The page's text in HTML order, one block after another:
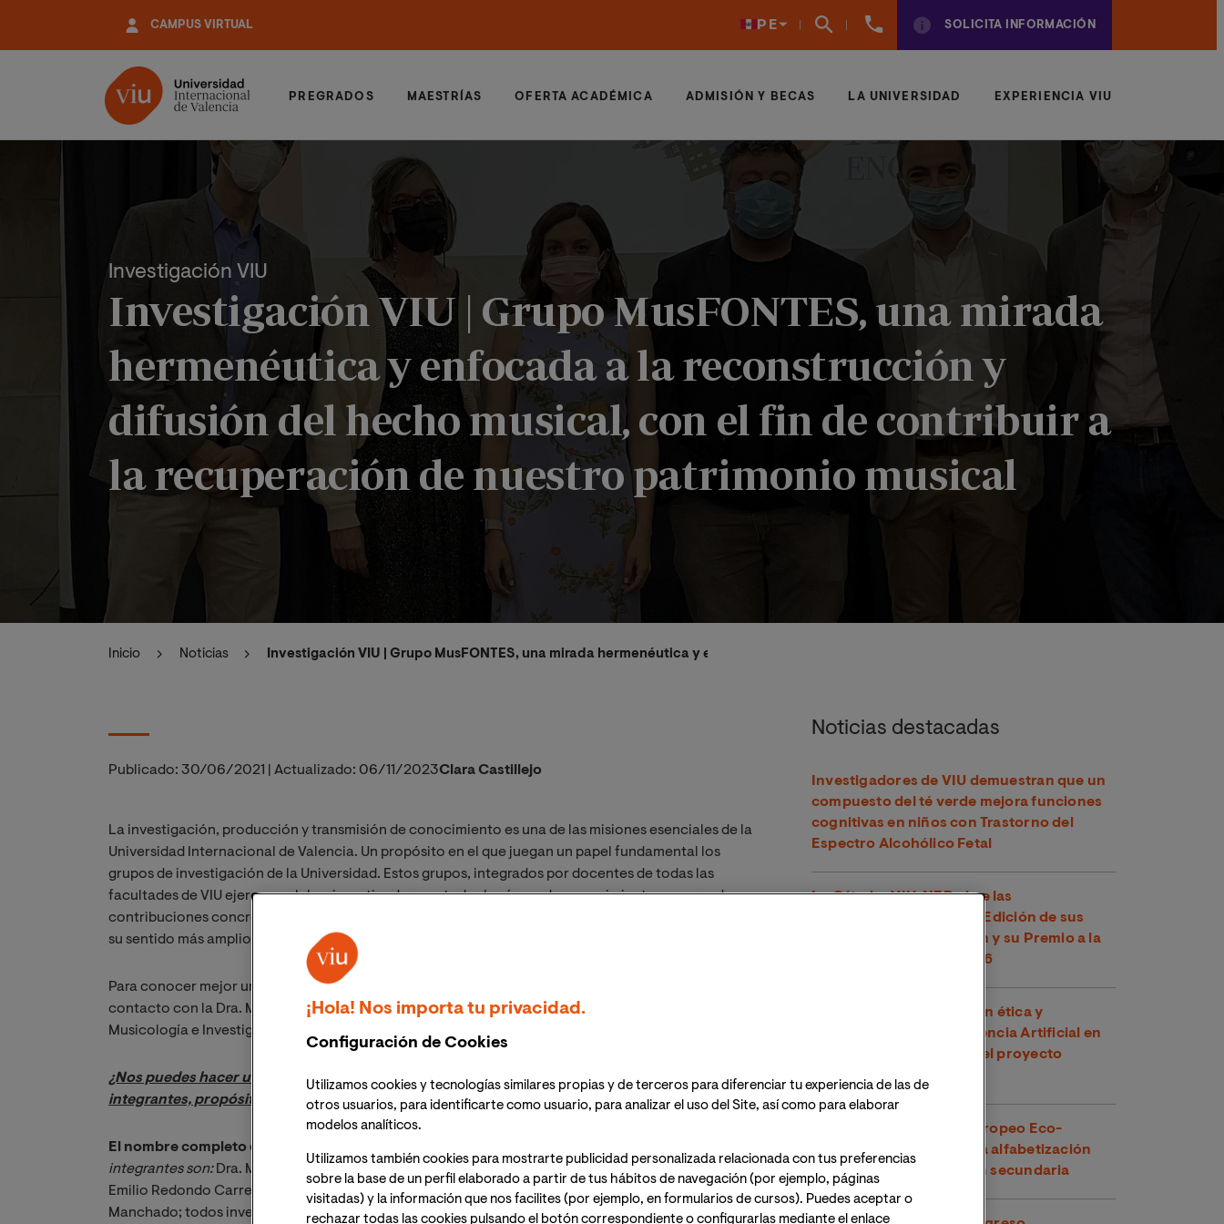
contenido
CAMPUS VIRTUAL PE
961
SOLICITA INFORMACIÓN
PREGRADOS MAESTRÍAS OFERTA ACADÉMICA ADMISIÓN Y BECAS LA UNIVERSIDAD EXPERIENCIA VIU
Investigación VIU
Investigación VIU | Grupo MusFONTES, una mirada
hermenéutica y enfocada a la reconstrucción y
difusión del hecho musical, con el fin de contribuir a
la recuperación de nuestro patrimonio musical
Inicio Noticias Investigación VIU | Grupo MusFONTES, una mirada hermenéutica y enfocada a la reconstrucción y difusión del hecho musical, con el fin de
Publicado: 30/06/2021 Actualizado: 06/11/2023Clara Castillejo
La investigación, producción y transmisión de conocimiento es una de las misiones esenciales de la
Universidad Internacional de Valencia. Un propósito en el que juegan un papel fundamental los
grupos de investigación de la Universidad. Estos grupos, integrados por docentes de todas las
facultades de VIU ejercen su labor investigadora en todas las áreas de conocimiento, generando
contribuciones concretas que contribuyen al avance tanto de la academia como de la sociedad en
su sentido más amplio.
Para conocer mejor uno de los grupos de investigación de VIU y sus proyectos, nos pusimos en
contacto con la Dra. María-Teresa Ferrer Ballester, doctora en musicología, docente en la Carrera en
Musicología e Investigadora Principal del grupo de investigación MusFontes de VIU.
¿Nos puedes hacer una presentación de MusFONTES, el grupo que lideras? (nombre completo,
integrantes, propósito, líneas de investigación)
El nombre completo del grupo es
integrantes son: Dra. María-Teresa Ferrer Ballester, Investigador principal; Dra. María Ordiñana, Dr.
Emilio Redondo Carrero, Dra. Clara Mateo Sabadell, Dr. Ferran Escrivà Llorca, Javier García-Luengo
Manchado; todos investigadores de VIU, y el Dr. Antonio Ezquerro Esteban, investigador externo del
Noticias destacadas
Investigadores de VIU demuestran que un
compuesto del té verde mejora funciones
cognitivas en niños con Trastorno del
Espectro Alcohólico Fetal
La Cátedra VIU-NED abre las
convocatorias para la III Edición de sus
Ayudas a la Investigación y su Premio a la
Mejor Tesis Doctoral 2026
VIU impulsa la integración ética y
pedagógica de la Inteligencia Artificial en
Europa participando en el proyecto
EmpowerAId
VIU lidera el proyecto europeo Eco-
Escaper para fomentar la alfabetización
climática en la educación secundaria
¡Hola! Nos importa tu privacidad.
Configuración de Cookies
Utilizamos cookies y tecnologías similares propias y de terceros para diferenciar tu experiencia de las de
otros usuarios, para identificarte como usuario, para analizar el uso del Site, así como para elaborar
modelos analíticos.
Utilizamos también cookies para mostrarte publicidad personalizada relacionada con tus preferencias
sobre la base de un perfil elaborado a partir de tus hábitos de navegación (por ejemplo, páginas
visitadas) y la información que nos facilites (por ejemplo, en formularios de cursos). Puedes aceptar o
rechazar todas las cookies pulsando el botón correspondiente o configurarlas mediante el enlace